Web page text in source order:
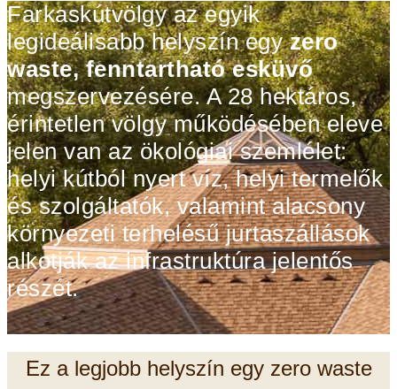
Farkaskútvölgy az egyik
legideálisabb helyszín egyzero
waste, fenntartható esküvő
megszervezésére. A 28 hektáros,
érintetlen völgy működésében eleve
jelen van az ökológiai szemlélet:
helyi kútból nyert víz, helyi termelők
és szolgáltatók, valamint alacsony
környezeti terhelésű jurtaszállások
alkotják az infrastruktúra jelentős
részét.
Ez a legjobb helyszín egy zero waste